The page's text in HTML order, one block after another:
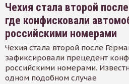
Чехия стала второй
где конфисковали
российскими номерами
Чехия стала второй после
зафиксировали прецедент
российскими номерами.
одном подобном случае